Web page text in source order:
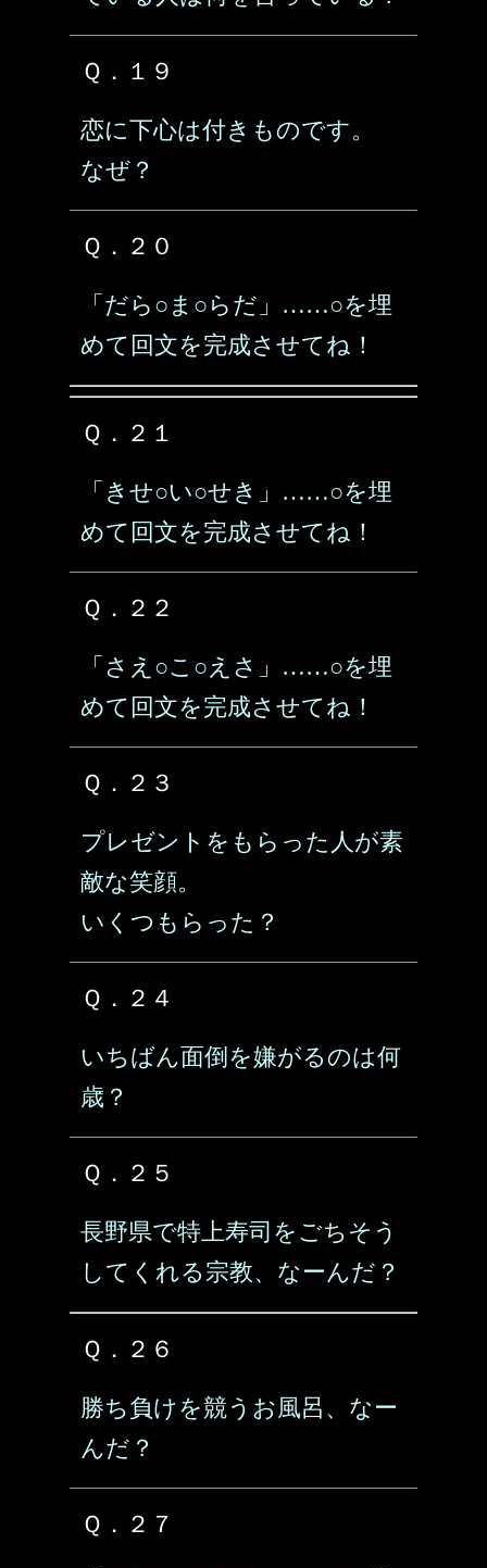
Ｑ．１９
恋に下心は付きものです。
なぜ？
Ｑ．２０
「だら○ま○らだ」……○を埋
めて回文を完成させてね！
Ｑ．２１
「きせ○い○せき」……○を埋
めて回文を完成させてね！
Ｑ．２２
「さえ○こ○えさ」……○を埋
めて回文を完成させてね！
Ｑ．２３
プレゼントをもらった人が素
敵な笑顔。
いくつもらった？
Ｑ．２４
いちばん面倒を嫌がるのは何
歳？
Ｑ．２５
長野県で特上寿司をごちそう
してくれる宗教、なーんだ？
Ｑ．２６
勝ち負けを競うお風呂、なー
んだ？
Ｑ．２７